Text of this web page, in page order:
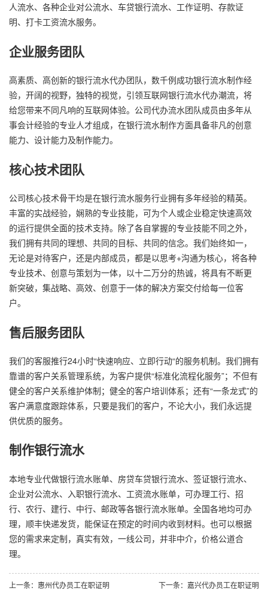
人流水、各种企业对公流水、车贷银行流水、工作证明、存款证
明、打卡工资流水服务。
企业服务团队
高素质、高创新的银行流水代办团队，数千例成功银行流水制作经
验，开阔的视野，独特的视觉，引领互联网银行流水代办潮流，将
给您带来不同凡响的互联网体验。公司代办流水团队成员由多年从
事会计经验的专业人才组成，在银行流水制作方面具备非凡的创意
能力、设计能力及制作能力。
核心技术团队
公司核心技术骨干均是在银行流水服务行业拥有多年经验的精英。
丰富的实战经验，娴熟的专业技能，可为个人或企业稳定快速高效
的运行提供全面的技术支持。除了各自掌握的专业技能不同之外，
我们拥有共同的理想、共同的目标、共同的信念。我们始终如一，
无论是对待客户，还是内部成员，都是以思考+沟通为核心，将各种
专业技术、创意与策划为一体，以十二万分的热诚，将具有不断更
新突破，集战略、高效、创意于一体的解决方案交付给每一位客
户。
售后服务团队
我们的客服推行24小时“快速响应、立即行动“的服务机制。我们拥有
靠谱的客户关系管理系统，为客户提供“标准化流程化服务”；不但有
健全的客户关系维护体制；健全的客户培训体系；还有“一条龙式”的
客户满意度跟踪体系，只要是我们的客户，不论大小，我们永远提
供优质的服务。
制作银行流水
本地专业代做银行流水账单、房贷车贷银行流水、签证银行流水、
企业对公流水、入职银行流水、工资流水账单，可办理工行、招
行、农行、建行、中行、邮政等各银行流水账单。全国各地均可办
理，顺丰快递发货，能保证在预定的时间内收到材料。也可以根据
您的需求来定制，真实有效，一线公司，并非中介，价格公道合
理。
上一条：惠州代办员工在职证明 下一条：嘉兴代办员工在职证明